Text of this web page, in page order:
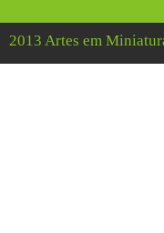
2013 Artes em